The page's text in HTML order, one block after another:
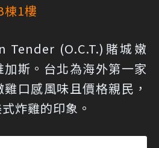
棟1樓
Tender (O.C.T.)賭城嫩
斯。台北為海外第一家
口感風味且價格親民，
炸雞的印象。